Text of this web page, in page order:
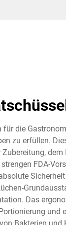
die
zu erfüllen.
FDA-
Das